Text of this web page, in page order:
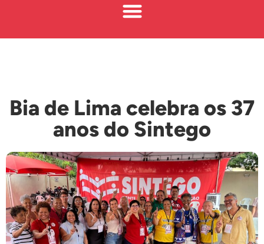
Bia de Lima celebra os 37
anos do Sintego